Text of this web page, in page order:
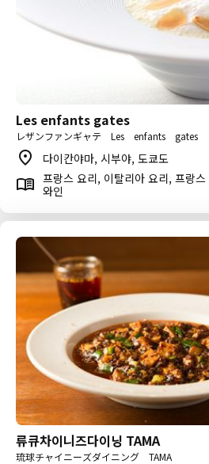
Les enfants gates
レザンファンギャテ Les enfants gates
다이칸야마, 시부야, 도쿄도
프랑스 요리, 이탈리아 요리, 프랑
와인
류큐차이니즈다이닝 TAMA
琉球チャイニーズダイニング TAMA